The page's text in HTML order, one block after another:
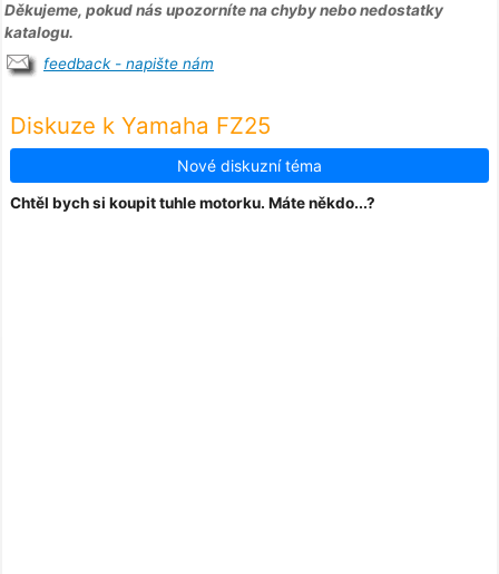
Děkujeme, pokud nás upozorníte na chyby nebo nedostatky
katalogu.
feedback - napište nám
Diskuze k Yamaha FZ25
Nové diskuzní téma
Chtěl bych si koupit tuhle motorku. Máte někdo...?